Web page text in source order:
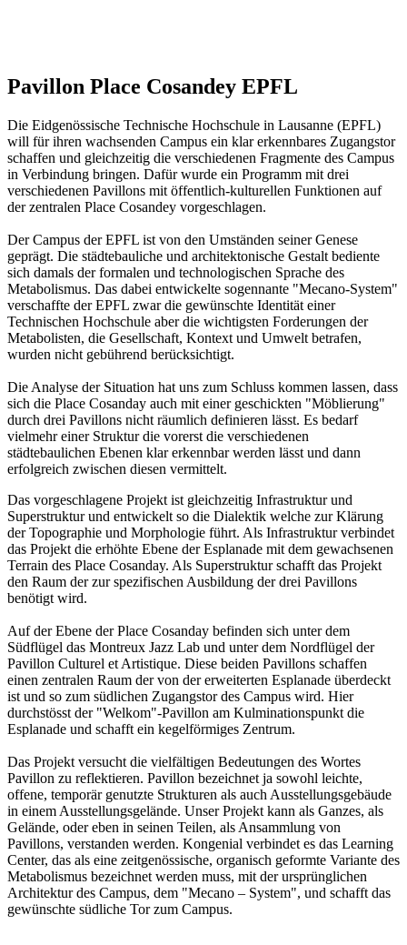
Pavillon Place Cosandey EPFL
Die Eidgenössische Technische Hochschule in Lausanne (EPFL)
will für ihren wachsenden Campus ein klar erkennbares Zugangstor
schaffen und gleichzeitig die verschiedenen Fragmente des Campus
in Verbindung bringen. Dafür wurde ein Programm mit drei
verschiedenen Pavillons mit öffentlich-kulturellen Funktionen auf
der zentralen Place Cosandey vorgeschlagen.
Der Campus der EPFL ist von den Umständen seiner Genese
geprägt. Die städtebauliche und architektonische Gestalt bediente
sich damals der formalen und technologischen Sprache des
Metabolismus. Das dabei entwickelte sogennante "Mecano-System"
verschaffte der EPFL zwar die gewünschte Identität einer
Technischen Hochschule aber die wichtigsten Forderungen der
Metabolisten, die Gesellschaft, Kontext und Umwelt betrafen,
wurden nicht gebührend berücksichtigt.
Die Analyse der Situation hat uns zum Schluss kommen lassen, dass
sich die Place Cosanday auch mit einer geschickten "Möblierung"
durch drei Pavillons nicht räumlich definieren lässt. Es bedarf
vielmehr einer Struktur die vorerst die verschiedenen
städtebaulichen Ebenen klar erkennbar werden lässt und dann
erfolgreich zwischen diesen vermittelt.
Das vorgeschlagene Projekt ist gleichzeitig Infrastruktur und
Superstruktur und entwickelt so die Dialektik welche zur Klärung
der Topographie und Morphologie führt. Als Infrastruktur verbindet
das Projekt die erhöhte Ebene der Esplanade mit dem gewachsenen
Terrain des Place Cosanday. Als Superstruktur schafft das Projekt
den Raum der zur spezifischen Ausbildung der drei Pavillons
benötigt wird.
Auf der Ebene der Place Cosanday befinden sich unter dem
Südflügel das Montreux Jazz Lab und unter dem Nordflügel der
Pavillon Culturel et Artistique. Diese beiden Pavillons schaffen
einen zentralen Raum der von der erweiterten Esplanade überdeckt
ist und so zum südlichen Zugangstor des Campus wird. Hier
durchstösst der "Welkom"-Pavillon am Kulminationspunkt die
Esplanade und schafft ein kegelförmiges Zentrum.
Das Projekt versucht die vielfältigen Bedeutungen des Wortes
Pavillon zu reflektieren. Pavillon bezeichnet ja sowohl leichte,
offene, temporär genutzte Strukturen als auch Ausstellungsgebäude
in einem Ausstellungsgelände. Unser Projekt kann als Ganzes, als
Gelände, oder eben in seinen Teilen, als Ansammlung von
Pavillons, verstanden werden. Kongenial verbindet es das Learning
Center, das als eine zeitgenössische, organisch geformte Variante des
Metabolismus bezeichnet werden muss, mit der ursprünglichen
Architektur des Campus, dem "Mecano – System", und schafft das
gewünschte südliche Tor zum Campus.